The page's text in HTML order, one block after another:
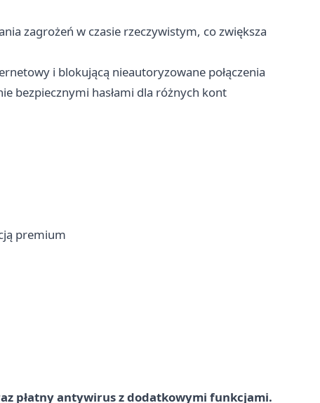
zagrożeń w czasie rzeczywistym, co zwiększa
i blokującą nieautoryzowane połączenia
bezpiecznymi hasłami dla różnych kont
premium
płatny antywirus z dodatkowymi funkcjami.